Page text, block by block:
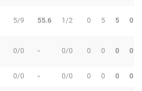
5/9 55.6 1/2 0 5 5 0
0/0 - 0/0 0 0 0 0
0/0 - 0/0 0 0 0 0